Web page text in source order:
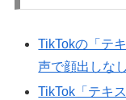
TikTokの「テ
声で顔出しな
TikTok「テキ